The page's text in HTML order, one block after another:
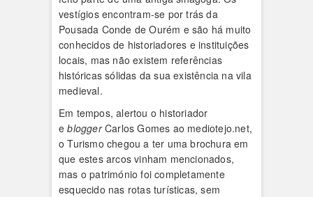
vestígios encontram-se por trás da
Pousada Conde de Ourém e são há muito
conhecidos de historiadores e instituições
locais, mas não existem referências
históricas sólidas da sua existência na vila
medieval.
Em tempos, alertou o historiador
ebloggerCarlos Gomes ao mediotejo.net,
o Turismo chegou a ter uma brochura em
que estes arcos vinham mencionados,
mas o património foi completamente
esquecido nas rotas turísticas, sem